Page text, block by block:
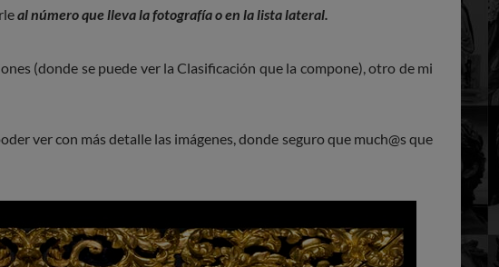
al número que lleva la fotografía o en la lista lateral.
(donde se puede ver la Clasificación que la compone), otro de mi
ver con más detalle las imágenes, donde seguro que much@s que